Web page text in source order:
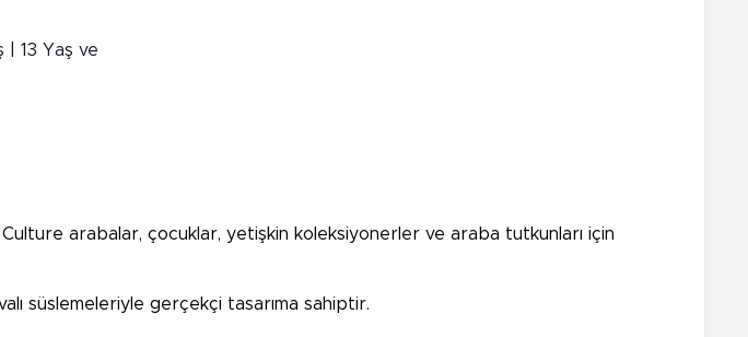
| 13 Yaş ve
arabalar, çocuklar, yetişkin koleksiyonerler ve araba tutkunları için
süslemeleriyle gerçekçi tasarıma sahiptir.